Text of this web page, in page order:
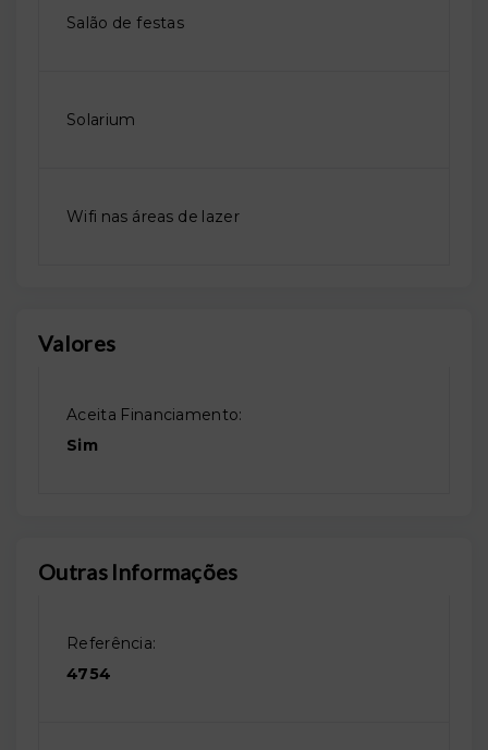
Salão de festas
Solarium
Wifi nas áreas de lazer
Valores
Aceita Financiamento:
Sim
Outras Informações
Referência:
4754